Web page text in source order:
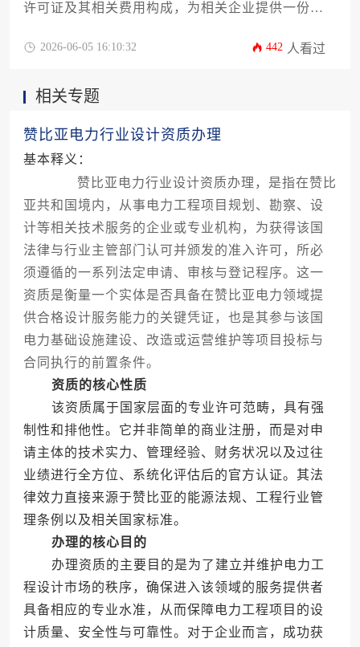
许可证及其相关费用构成，为相关企业提供一份清
批的全流程开支，包括官方规费、第三方服务成本
2026-06-05 16:10:32 442 人看过
相关专题
赞比亚电力行业设计资质办理
基本释义：
赞比亚电力行业设计资质办理，是指在赞比
亚共和国境内，从事电力工程项目规划、勘察、设
计等相关技术服务的企业或专业机构，为获得该国
法律与行业主管部门认可并颁发的准入许可，所必
须遵循的一系列法定申请、审核与登记程序。这一
资质是衡量一个实体是否具备在赞比亚电力领域提
供合格设计服务能力的关键凭证，也是其参与该国
电力基础设施建设、改造或运营维护等项目投标与
合同执行的前置条件。
资质的核心性质
该资质属于国家层面的专业许可范畴，具有强
制性和排他性。它并非简单的商业注册，而是对申
请主体的技术实力、管理经验、财务状况以及过往
业绩进行全方位、系统化评估后的官方认证。其法
律效力直接来源于赞比亚的能源法规、工程行业管
理条例以及相关国家标准。
办理的核心目的
办理资质的主要目的是为了建立并维护电力工
程设计市场的秩序，确保进入该领域的服务提供者
具备相应的专业水准，从而保障电力工程项目的设
计质量、安全性与可靠性。对于企业而言，成功获